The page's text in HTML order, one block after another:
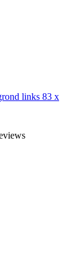
links 83 x